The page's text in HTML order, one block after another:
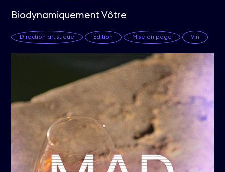
Biodynamiquement Vôtre
Direction artistique Édition Mise en page Vin